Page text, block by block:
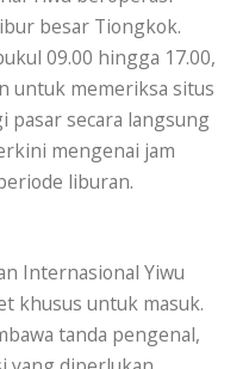
besar Tiongkok.
09.00 hingga 17.00,
untuk memeriksa situs
pasar secara langsung
mengenai jam
liburan.
Internasional Yiwu
khusus untuk masuk.
tanda pengenal,